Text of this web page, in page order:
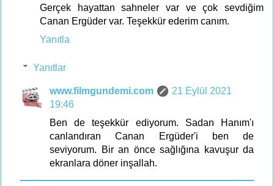
Gerçek hayattan sahneler var ve çok sevdiğim
Canan Ergüder var. Teşekkür ederim canım.
Yanıtla
Yanıtlar
www.filmgundemi.com
21 Eylül 2021
19:46
Ben de teşekkür ediyorum. Sadan Hanım'ı
canlandıran Canan Ergüder'i ben de
seviyorum. Bir an önce sağlığına kavuşur da
ekranlara döner inşallah.